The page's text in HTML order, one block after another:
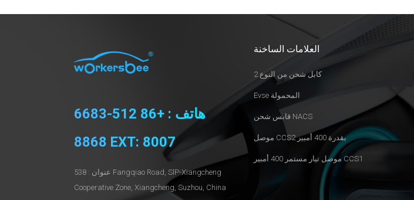
هاتف : +86 512-6683
8868 EXT: 8007
عنوان : 538 Fangqiao Road, SlP-Xiangcheng
Cooperative Zone, Xiangcheng, Suzhou, China
العلامات الساخنة
كابل شحن من النوع 2
Evse المحمولة
قابس شحن NACS
موصل CCS2 بقدرة 400 أمبير
موصل تيار مستمر 400 أمبير CCS1